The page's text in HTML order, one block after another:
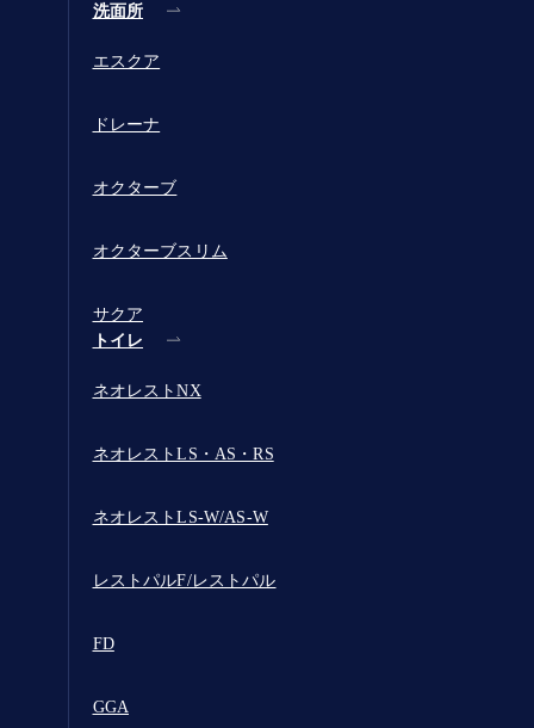
洗面所
エスクア
ドレーナ
オクターブ
オクターブスリム
サクア
トイレ
ネオレストNX
ネオレストLS・AS・RS
ネオレストLS-W/AS-W
レストパルF/レストパル
FD
GGA